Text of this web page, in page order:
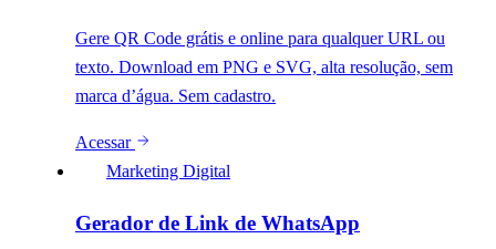
Gere QR Code grátis e online para qualquer URL ou
texto. Download em PNG e SVG, alta resolução, sem
marca d’água. Sem cadastro.
Acessar
Marketing Digital
Gerador de Link de WhatsApp